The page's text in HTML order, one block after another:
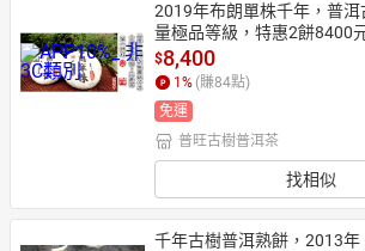
2019年布朗單株千年，普
量極品等級，特惠2餅8400
$8,400
1 % (賺84點)
免運
普旺古樹普洱茶
找相似
千年古樹普洱熟餅，2013